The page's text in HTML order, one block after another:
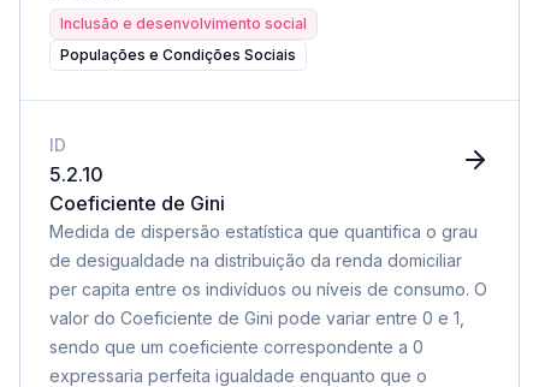
Inclusão e desenvolvimento social
Populações e Condições Sociais
ID
5.2.10
Coeficiente de Gini
Medida de dispersão estatística que quantifica o grau
de desigualdade na distribuição da renda domiciliar
per capita entre os indivíduos ou níveis de consumo. O
valor do Coeficiente de Gini pode variar entre 0 e 1,
sendo que um coeficiente correspondente a 0
expressaria perfeita igualdade enquanto que o